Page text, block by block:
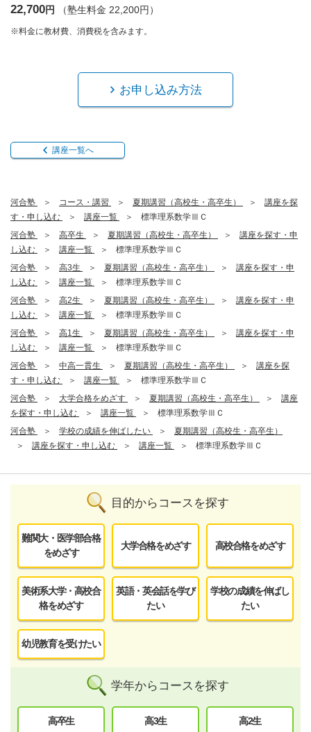
22,700円 （塾生料金 22,200円）
※料金に教材費、消費税を含みます。
お申し込み方法
講座一覧へ
河合塾 コース・講習 夏期講習（高校生・高卒生）
講座を探
す・申し込む
講座一覧
標準理系数学ⅢＣ
河合塾
高卒生 夏期講習（高校生・高卒生）
講座を探す・申
し込む
講座一覧
標準理系数学ⅢＣ
河合塾
高3生 夏期講習（高校生・高卒生）
講座を探す・申
し込む
講座一覧
標準理系数学ⅢＣ
河合塾
高2生 夏期講習（高校生・高卒生）
講座を探す・申
し込む
講座一覧
標準理系数学ⅢＣ
河合塾
高1生 夏期講習（高校生・高卒生）
講座を探す・申
し込む
講座一覧
標準理系数学ⅢＣ
河合塾
中高一貫生 夏期講習（高校生・高卒生）
講座を探
す・申し込む
講座一覧
標準理系数学ⅢＣ
河合塾
大学合格をめざす 夏期講習（高校生・高卒生）
講座
を探す・申し込む
講座一覧
標準理系数学ⅢＣ
河合塾
学校の成績を伸ばしたい
夏期講習（高校生・高卒生）
講座を探す・申し込む
講座一覧 標準理系数学ⅢＣ
目的からコースを探す
難関大・医学部合格
をめざす
大学合格をめざす 高校合格をめざす
美術系大学・高校合
格をめざす
英語・英会話を学び
たい
学校の成績を伸ばし
たい
幼児教育を受けたい
学年からコースを探す
高卒生 高3生 高2生